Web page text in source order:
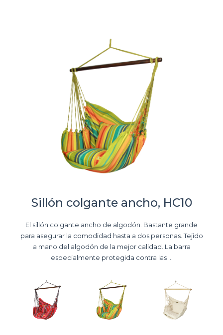
Sillón colgante ancho, HC10
El sillón colgante ancho de algodón. Bastante grande
para asegurar la comodidad hasta a dos personas. Tejido
a mano del algodón de la mejor calidad. La barra
especialmente protegida contra las ...